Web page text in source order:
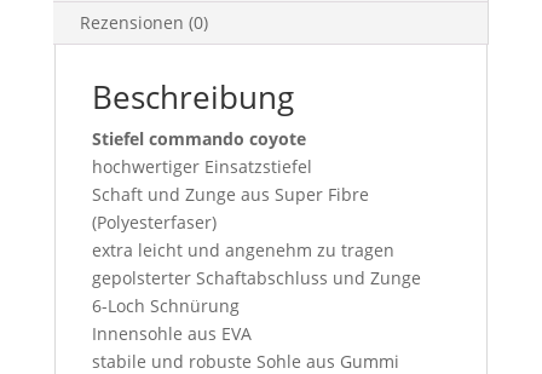
Rezensionen (0)
Beschreibung
Stiefel commando coyote
hochwertiger Einsatzstiefel
Schaft und Zunge aus Super Fibre
(Polyesterfaser)
extra leicht und angenehm zu tragen
gepolsterter Schaftabschluss und Zunge
6-Loch Schnürung
Innensohle aus EVA
stabile und robuste Sohle aus Gummi